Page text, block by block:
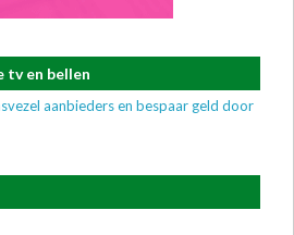
en bellen
aanbieders en bespaar geld door